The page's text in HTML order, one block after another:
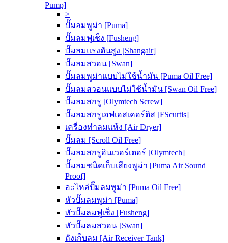
Pump]
>
ปั๊มลมพูม่า [Puma]
ปั๊มลมฟูเช็ง [Fusheng]
ปั๊มลมแรงดันสูง [Shangair]
ปั๊มลมสวอน [Swan]
ปั๊มลมพูม่าแบบไม่ใช้น้ำมัน [Puma Oil Free]
ปั๊มลมสวอนแบบไม่ใช้น้ำมัน [Swan Oil Free]
ปั๊มลมสกรู [Olymtech Screw]
ปั๊มลมสกรูเอฟเอสเคอร์ติส [FScurtis]
เครื่องทำลมแห้ง [Air Dryer]
ปั๊มลม [Scroll Oil Free]
ปั๊มลมสกรูอินเวอร์เตอร์ [Olymtech]
ปั๊มลมชนิดเก็บเสียงพูม่า [Puma Air Sound
Proof]
อะไหล่ปั๊มลมพูม่า [Puma Oil Free]
หัวปั๊มลมพูม่า [Puma]
หัวปั๊มลมฟูเช็ง [Fusheng]
หัวปั๊มลมสวอน [Swan]
ถังเก็บลม [Air Receiver Tank]